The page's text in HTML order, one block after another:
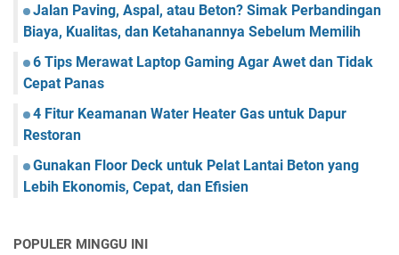
Jalan Paving, Aspal, atau Beton? Simak Perbandingan
Biaya, Kualitas, dan Ketahanannya Sebelum Memilih
6 Tips Merawat Laptop Gaming Agar Awet dan Tidak
Cepat Panas
4 Fitur Keamanan Water Heater Gas untuk Dapur
Restoran
Gunakan Floor Deck untuk Pelat Lantai Beton yang
Lebih Ekonomis, Cepat, dan Efisien
POPULER MINGGU INI